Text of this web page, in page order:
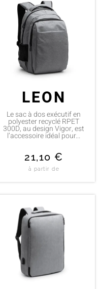
LEON
Le sac à dos exécutif en
polyester recyclé RPET
300D, au design Vigor, est
l’accessoire idéal pour...
21,10 €
à partir de